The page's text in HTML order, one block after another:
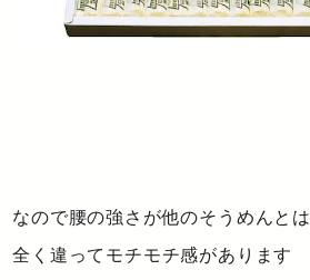
なので腰の強さが他のそうめんとは
全く違ってモチモチ感があります